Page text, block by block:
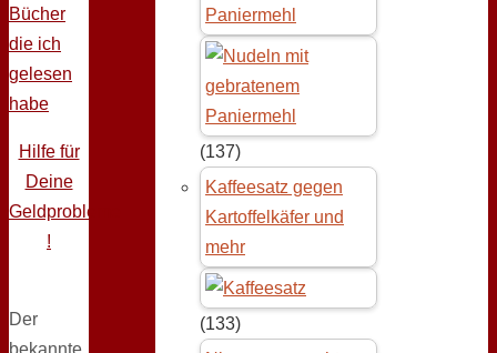
Bücher
die ich
gelesen
habe
Hilfe für
Deine
Geldprobleme
!
Der
bekannte
Paniermehl
(137)
Kaffeesatz gegen
Kartoffelkäfer und
mehr
(133)